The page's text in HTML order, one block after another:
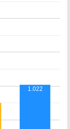
1.022